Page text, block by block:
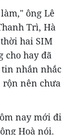
ông Lê
Trì, Hà
hai SIM
cho hay đã
nhắn nhắc
rộn nên chưa
nay mới đi
Hoà nói.